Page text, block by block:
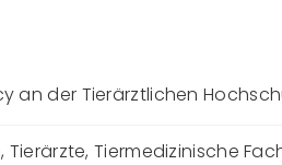
an der Tierärztlichen
Tiermedizinische